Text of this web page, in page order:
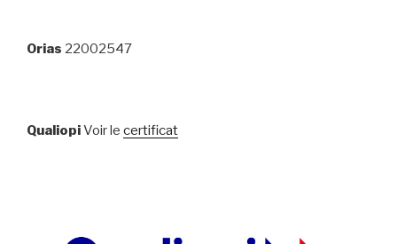
Orias 22002547
QualiopiVoir le certificat